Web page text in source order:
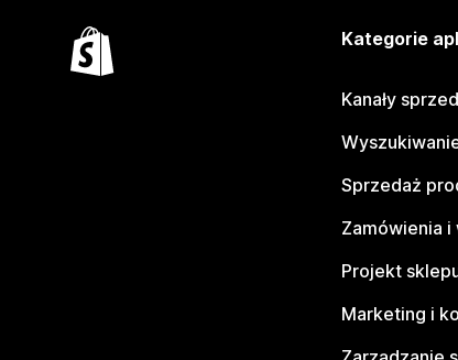
Kategorie
Kanały
Sprzedaż
Zamówienia i
Projekt
Marketing i